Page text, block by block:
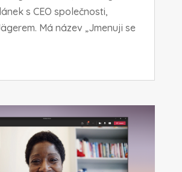
s CEO společnosti,
Má název „Jmenuji se